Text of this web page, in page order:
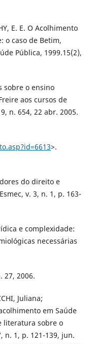
E. E. O Acolhimento
o caso de Betim,
Pública, 1999.15(2),
sobre o ensino
aos cursos de
n. 654, 22 abr. 2005.
>.
do direito e
v. 3, n. 1, p. 163-
e complexidade:
necessárias
27, 2006.
Juliana;
em Saúde
literatura sobre o
n. 1, p. 121-139, jun.